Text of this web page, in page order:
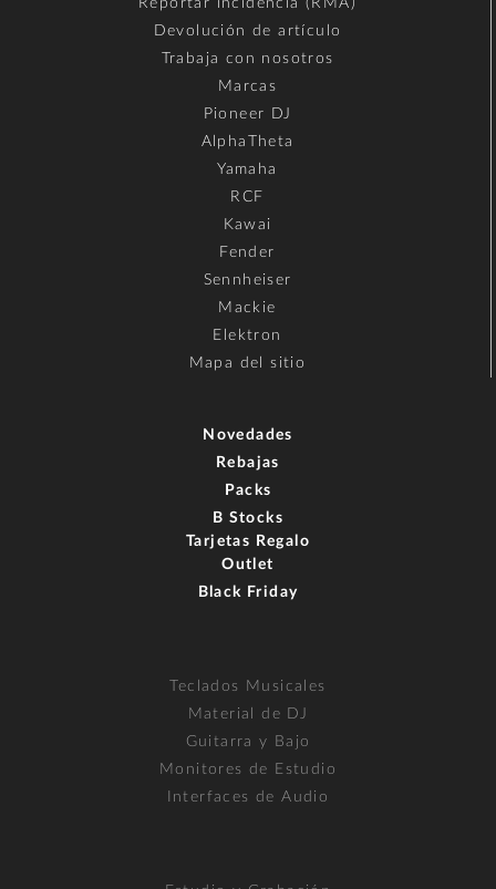
Reportar incidencia (RMA)
Devolución de artículo
Trabaja con nosotros
Marcas
Pioneer DJ
AlphaTheta
Yamaha
RCF
Kawai
Fender
Sennheiser
Mackie
Elektron
Mapa del sitio
Novedades
Rebajas
Packs
B Stocks
Tarjetas Regalo
Outlet
Black Friday
Teclados Musicales
Material de DJ
Guitarra y Bajo
Monitores de Estudio
Interfaces de Audio